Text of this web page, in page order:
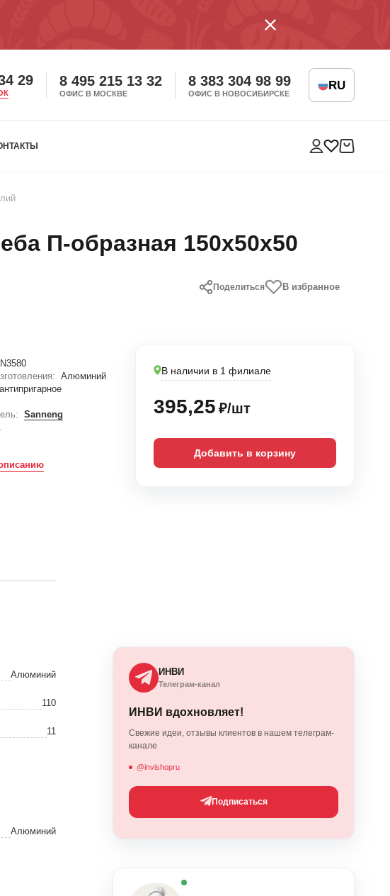
29 8 495 215 13 32
ОФИС В МОСКВЕ
8 383 304 98 99
ОФИС В НОВОСИБИРСКЕ
RU
П-образная 150х50х50
В наличии в 1 филиале
395,25 ₽/шт
Добавить в корзину
В избранное
Поделиться
Алюминий
антипригарное
Sanneng
Алюминий
110
11
Алюминий
ИНВИ
Телеграм-канал
ИНВИ вдохновляет!
Свежие идеи, отзывы клиентов в нашем телеграм-
канале
@invishopru
Подписаться